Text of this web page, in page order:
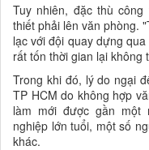
Tuy nhiên, đặc thù
thiết phải lên văn phòng.
lạc với đội quay dựng
rất tốn thời gian lại không
Trong khi đó, lý do ngại
TP HCM do không hợp
làm mới được gần một
nghiệp lớn tuổi, một số
khác.